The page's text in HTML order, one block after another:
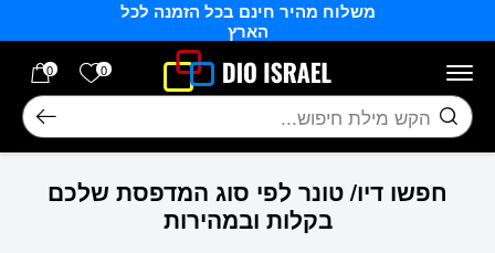
משלוח מהיר חינם בכל הזמנה לכל
הארץ
0 הרשימה
0
חיפוש
חפשו דיו/ טונר לפי סוג המדפסת שלכם
בקלות ובמהירות